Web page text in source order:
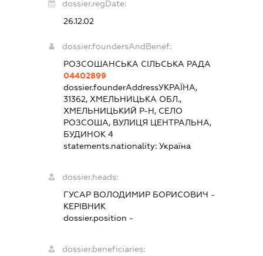
dossier.regDate:
26.12.02
dossier.foundersAndBenef:
РОЗСОШАНСЬКА СІЛЬСЬКА РАДА
04402899
dossier.founderAddressУКРАЇНА,
31362, ХМЕЛЬНИЦЬКА ОБЛ.,
ХМЕЛЬНИЦЬКИЙ Р-Н, СЕЛО
РОЗСОША, ВУЛИЦЯ ЦЕНТРАЛЬНА,
БУДИНОК 4
statements.nationality: Україна
dossier.heads:
ГУСАР ВОЛОДИМИР БОРИСОВИЧ -
КЕРІВНИК
dossier.position -
dossier.beneficiaries: